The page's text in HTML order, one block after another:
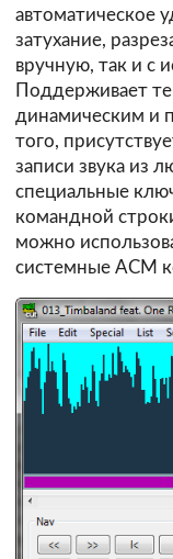
автоматическое
затухание,
вручную, так и с
Поддерживает
динамическим и
того,
записи звука из
специальные
командной
можно
системные ACM